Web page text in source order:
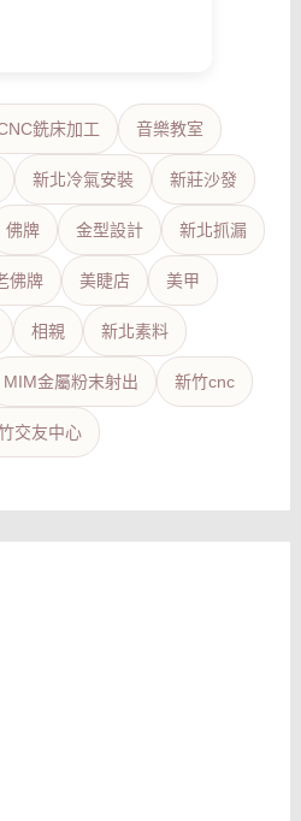
銑床加工 音樂教室
新北冷氣安裝 新莊沙發
佛牌 金型設計 新北抓漏
佛牌 美睫店 美甲
相親 新北素料
MIM金屬粉末射出 新竹cnc
交友中心